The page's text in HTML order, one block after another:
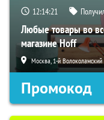
12:14:20
Любые товары во
магазине Hoff
Москва, 1-й Волоколамский
Промокод